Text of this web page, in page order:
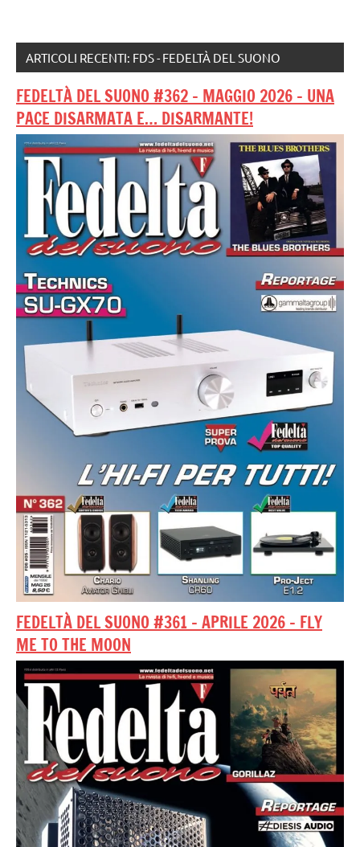
ARTICOLI RECENTI: FDS - FEDELTÀ DEL SUONO
FEDELTÀ DEL SUONO #362 – MAGGIO 2026 – UNA
PACE DISARMATA E… DISARMANTE!
FEDELTÀ DEL SUONO #361 – APRILE 2026 – FLY
ME TO THE MOON